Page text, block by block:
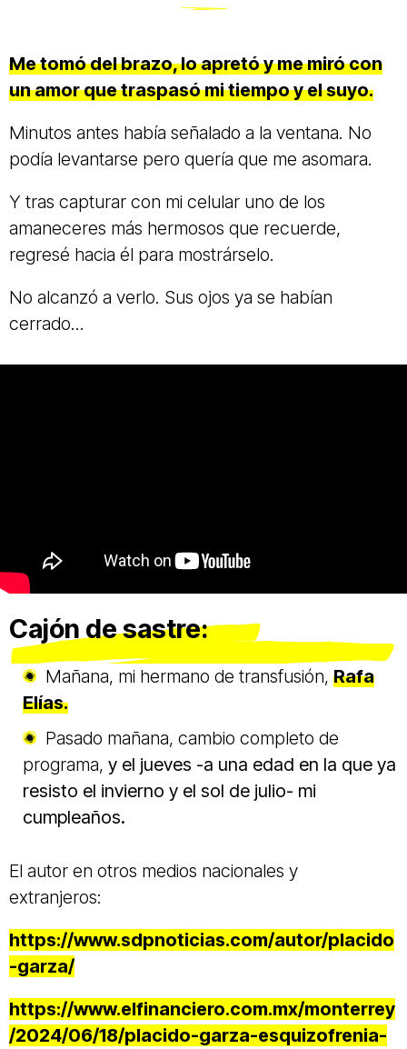
Me tomó del brazo, lo apretó y me miró con
un amor que traspasó mi tiempo y el suyo.
Minutos antes había señalado a la ventana. No
podía levantarse pero quería que me asomara.
Y tras capturar con mi celular uno de los
amaneceres más hermosos que recuerde,
regresé hacia él para mostrárselo.
No alcanzó a verlo. Sus ojos ya se habían
cerrado...
Cajón de sastre:
Mañana, mi hermano de transfusión, Rafa
Elías.
Pasado mañana, cambio completo de
programa, y el jueves -a una edad en la que ya
resisto el invierno y el sol de julio- mi
cumpleaños.
El autor en otros medios nacionales y
extranjeros:
https://www.sdpnoticias.com/autor/placido
-garza/
https://www.elfinanciero.com.mx/monterrey
/2024/06/18/placido-garza-esquizofrenia-